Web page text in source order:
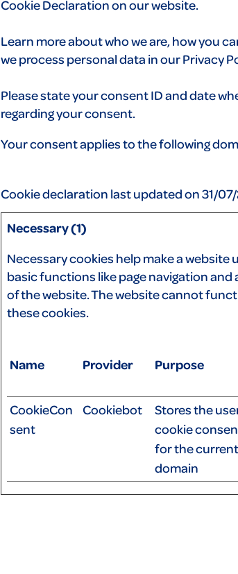
Cookie Declaration on our website.
Learn more about who we are, how you
we process personal data in our Privacy
Please state your consent ID and date
regarding your consent.
Your consent applies to the following
Cookie declaration last updated on 31/
Necessary (1)
Necessary cookies help make a website
basic functions like page navigation and
of the website. The website cannot
these cookies.
Name Provider Purpose
CookieCon
sent
Cookiebot
Stores the
cookie
for the current
domain